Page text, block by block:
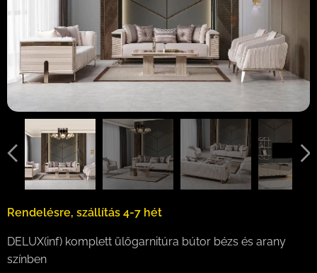
Rendelésre, szállítás 4-7 hét
DELUX(inf) komplett ülőgarnitúra bútor bézs és arany
színben